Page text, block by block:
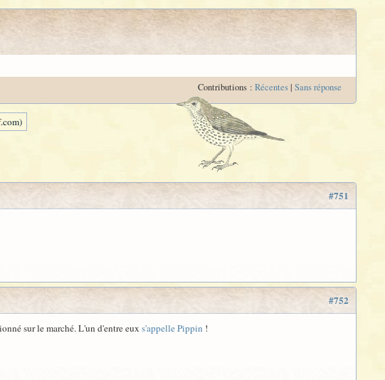
Contributions : Récentes| Sans réponse
#751
#752
sur le marché. L'un d'entre eux s'appelle Pippin !